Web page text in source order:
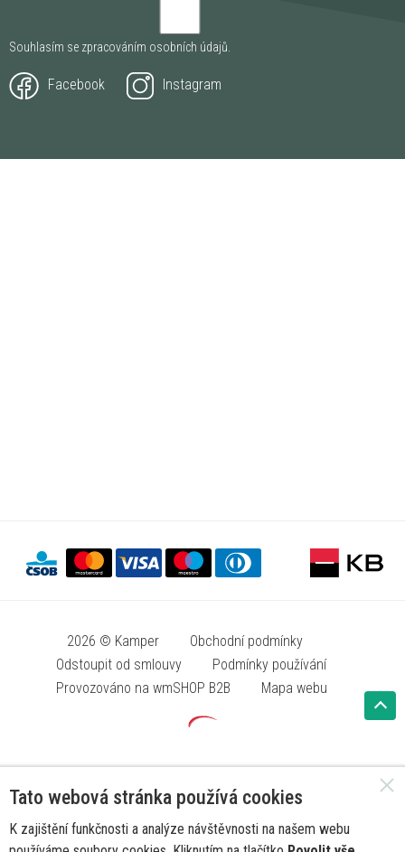
Souhlasím se zpracováním osobních údajů.
Facebook Instagram
2026 © Kamper
Obchodní podmínky
Odstoupit od smlouvy
Podmínky používání
Provozováno na wmSHOP B2B
Mapa webu
Tato webová stránka používá cookies
K zajištění funkčnosti a analýze návštěvnosti na našem webu